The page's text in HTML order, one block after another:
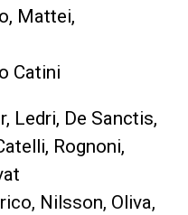
Mattei,
Catini
Ledri, De Sanctis,
Rognoni,
Nilsson, Oliva,